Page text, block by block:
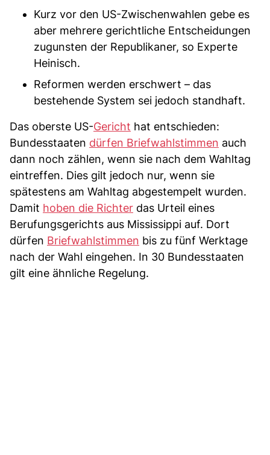
Kurz vor den US-Zwischenwahlen gebe es
aber mehrere gerichtliche Entscheidungen
zugunsten der Republikaner, so Experte
Heinisch.
Reformen werden erschwert – das
bestehende System sei jedoch standhaft.
Das oberste US-Gericht hat entschieden:
Bundesstaaten dürfen Briefwahlstimmen auch
dann noch zählen, wenn sie nach dem Wahltag
eintreffen. Dies gilt jedoch nur, wenn sie
spätestens am Wahltag abgestempelt wurden.
Damit hoben die Richter das Urteil eines
Berufungsgerichts aus Mississippi auf. Dort
dürfen Briefwahlstimmen bis zu fünf Werktage
nach der Wahl eingehen. In 30 Bundesstaaten
gilt eine ähnliche Regelung.